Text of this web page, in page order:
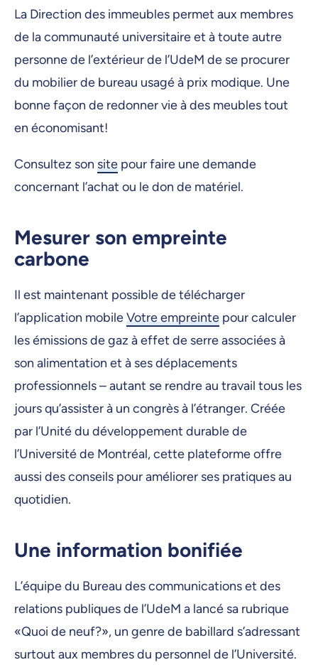
La Direction des immeubles permet aux membres
de la communauté universitaire et à toute autre
personne de l’extérieur de l’UdeM de se procurer
du mobilier de bureau usagé à prix modique. Une
bonne façon de redonner vie à des meubles tout
en économisant!
Consultez son site pour faire une demande
concernant l’achat ou le don de matériel.
Mesurer son empreinte
carbone
Il est maintenant possible de télécharger
l’application mobileVotre empreinte pour calculer
les émissions de gaz à effet de serre associées à
son alimentation et à ses déplacements
professionnels – autant se rendre au travail tous les
jours qu’assister à un congrès à l’étranger. Créée
par l’Unité du développement durable de
l’Université de Montréal, cette plateforme offre
aussi des conseils pour améliorer ses pratiques au
quotidien.
Une information bonifiée
L’équipe du Bureau des communications et des
relations publiques de l’UdeM a lancé sa rubrique
«Quoi de neuf?», un genre de babillard s’adressant
surtout aux membres du personnel de l’Université.